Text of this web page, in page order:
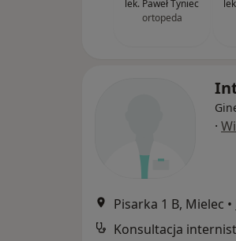
lek. Paweł Tyniec
ortopeda
·
Pisarka 1 B, Mielec •
Konsultacja